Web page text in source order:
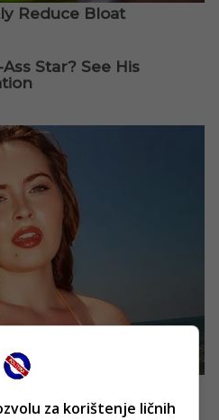
za korištenje ličnih